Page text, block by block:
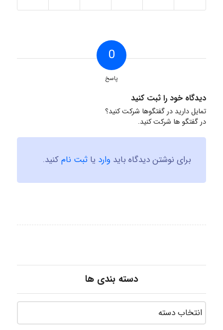
0
پاسخ
دیدگاه خود را ثبت کنید
تمایل دارید در گفتگوها شرکت کنید؟
در گفتگو ها شرکت کنید.
برای نوشتن دیدگاه باید وارد یا ثبت نامکنید.
دسته بندی ها